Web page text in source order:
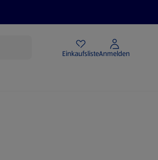
EinkaufslisteAnmelden